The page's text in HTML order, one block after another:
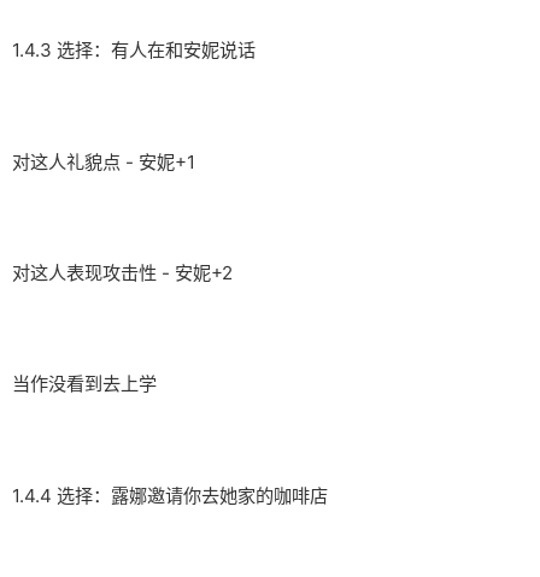
1.4.3 选择：有人在和安妮说话
对这人礼貌点 - 安妮+1
对这人表现攻击性 - 安妮+2
当作没看到去上学
1.4.4 选择：露娜邀请你去她家的咖啡店